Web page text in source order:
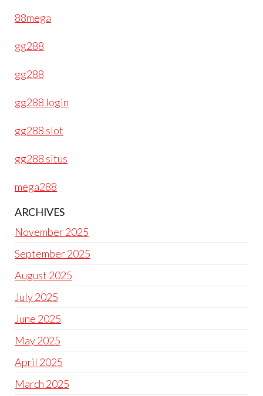
88mega
gg288
gg288
gg288 login
gg288 slot
gg288 situs
mega288
ARCHIVES
November 2025
September 2025
August 2025
July 2025
June 2025
May 2025
April 2025
March 2025